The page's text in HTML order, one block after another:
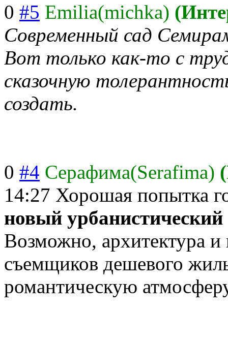
0 #5 Emilia(michka)
Современный сад
Вот только как-то с
сказочную
создать.
0 #4 Серафима(Serafima)
14:27 Хорошая попытка
новый урбанистический
Возможно, архитектура и
съемщиков дешевого
романтическую